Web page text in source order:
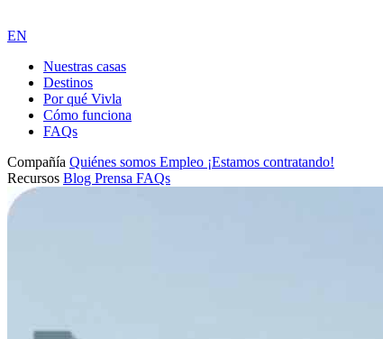
EN
Nuestras casas
Destinos
Por qué Vivla
Cómo funciona
FAQs
Compañía Quiénes somos Empleo ¡Estamos contratando!
Recursos Blog Prensa FAQs